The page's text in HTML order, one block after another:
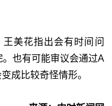
美花指出会有时间问
。也有可能审议会通过A
成比较奇怪情形。